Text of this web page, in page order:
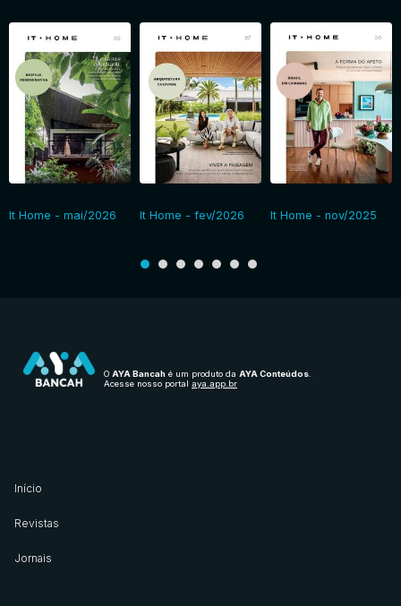
It Home - mai/2026 It Home - fev/2026 It Home - nov/2025
O AYA Bancah é um produto da AYA Conteúdos.
Acesse nosso portal aya.app.br
Início
Revistas
Jornais